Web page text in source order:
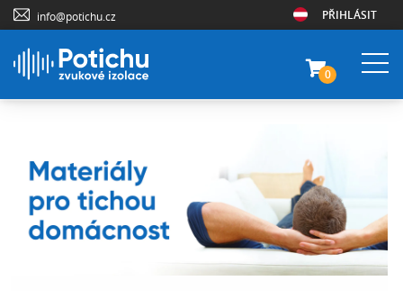
info@potichu.cz PŘIHLÁSIT
0